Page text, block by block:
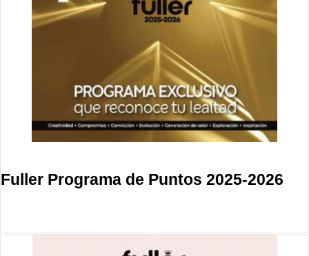
Fuller Programa de Puntos 2025-2026